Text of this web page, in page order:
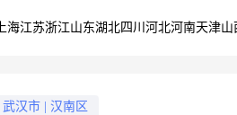
上海江苏浙江山东湖北四川 河北河南天津山
武汉市 汉南区